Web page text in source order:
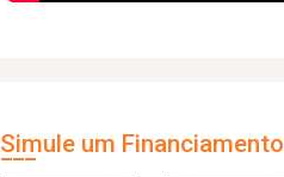
Simule um Financiamento